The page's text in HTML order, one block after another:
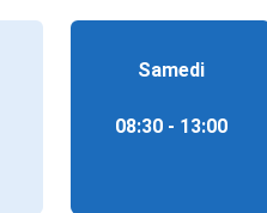
Samedi
08:30 - 13:00